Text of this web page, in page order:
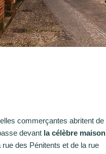
commerçantes abritent de
devant la célèbre maison
rue des Pénitents et de la rue